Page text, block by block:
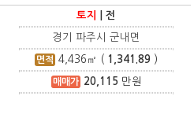
토지 |전
경기 파주시 군내면
면적 4,436 ㎡ ( 1,341.89 )
매매가 20,115 만원